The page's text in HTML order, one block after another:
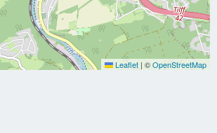
Leaflet | ©OpenStreetMap